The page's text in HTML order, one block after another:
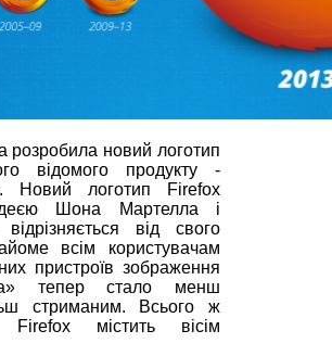
розробила новий логотип
відомого продукту -
Новий логотип Firefox
Шона Мартелла і
від свого
всім користувачам
пристроїв зображення
тепер стало менш
стриманим. Всього ж
містить вісім